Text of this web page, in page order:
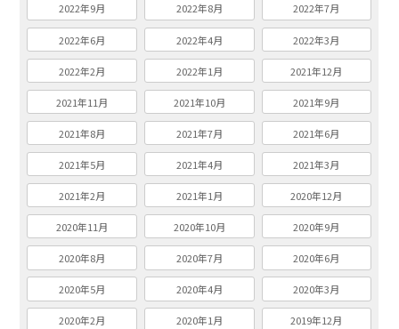
2022年9月 2022年8月 2022年7月
2022年6月 2022年4月 2022年3月
2022年2月 2022年1月 2021年12月
2021年11月 2021年10月 2021年9月
2021年8月 2021年7月 2021年6月
2021年5月 2021年4月 2021年3月
2021年2月 2021年1月 2020年12月
2020年11月 2020年10月 2020年9月
2020年8月 2020年7月 2020年6月
2020年5月 2020年4月 2020年3月
2020年2月 2020年1月 2019年12月